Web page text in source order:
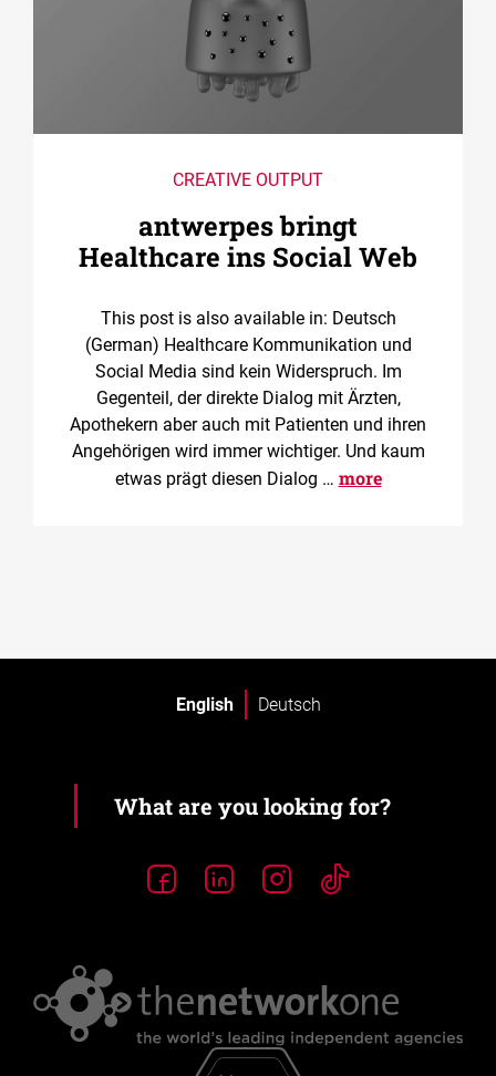
CREATIVE OUTPUT
antwerpes bringt
Healthcare ins Social Web
This post is also available in: Deutsch
(German) Healthcare Kommunikation und
Social Media sind kein Widerspruch. Im
Gegenteil, der direkte Dialog mit Ärzten,
Apothekern aber auch mit Patienten und ihren
Angehörigen wird immer wichtiger. Und kaum
etwas prägt diesen Dialog … more
English Deutsch